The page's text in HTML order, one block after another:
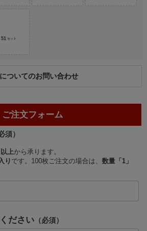
51
ついてのお問い合わせ
ご注文フォーム
須）
上から承ります。
り です。100枚ご注文の場合は、数量「1」
ださい （必須）